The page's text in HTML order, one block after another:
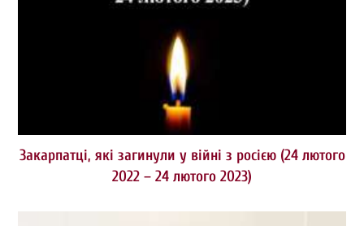
Закарпатці, які загинули у війні з росією (24 лютого
2022 – 24 лютого 2023)